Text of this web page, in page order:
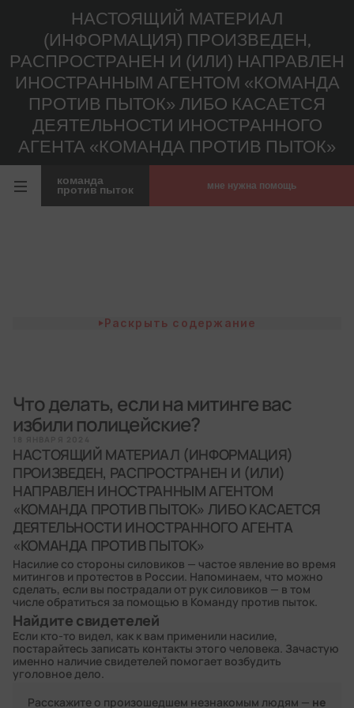
НАСТОЯЩИЙ МАТЕРИАЛ
(ИНФОРМАЦИЯ) ПРОИЗВЕДЕН,
РАСПРОСТРАНЕН И (ИЛИ) НАПРАВЛЕН
ИНОСТРАННЫМ АГЕНТОМ «КОМАНДА
ПРОТИВ ПЫТОК» ЛИБО КАСАЕТСЯ
ДЕЯТЕЛЬНОСТИ ИНОСТРАННОГО
АГЕНТА «КОМАНДА ПРОТИВ ПЫТОК»
команда
против пыток мне нужна помощь
Раскрыть содержание
Что делать, если на митинге вас
избили полицейские?
НАСТОЯЩИЙ МАТЕРИАЛ (ИНФОРМАЦИЯ)
ПРОИЗВЕДЕН, РАСПРОСТРАНЕН И (ИЛИ)
НАПРАВЛЕН ИНОСТРАННЫМ АГЕНТОМ
«КОМАНДА ПРОТИВ ПЫТОК» ЛИБО КАСАЕТСЯ
ДЕЯТЕЛЬНОСТИ ИНОСТРАННОГО АГЕНТА
«КОМАНДА ПРОТИВ ПЫТОК»
Насилие со стороны силовиков — частое явление во время
митингов и протестов в России. Напоминаем, что можно
сделать, если вы пострадали от рук силовиков — в том
числе обратиться за помощью в Команду против пыток.
Найдите свидетелей
Если кто-то видел, как к вам применили насилие,
постарайтесь записать контакты этого человека. Зачастую
именно наличие свидетелей помогает возбудить
уголовное дело.
Расскажите о произошедшем незнакомым людям — не